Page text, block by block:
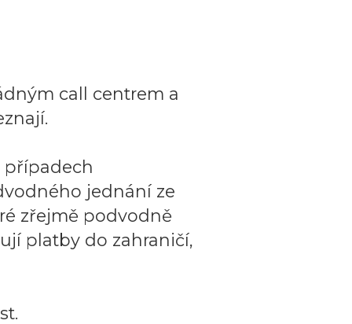
call centrem a
případech
jednání ze
zřejmě podvodně
platby do zahraničí,